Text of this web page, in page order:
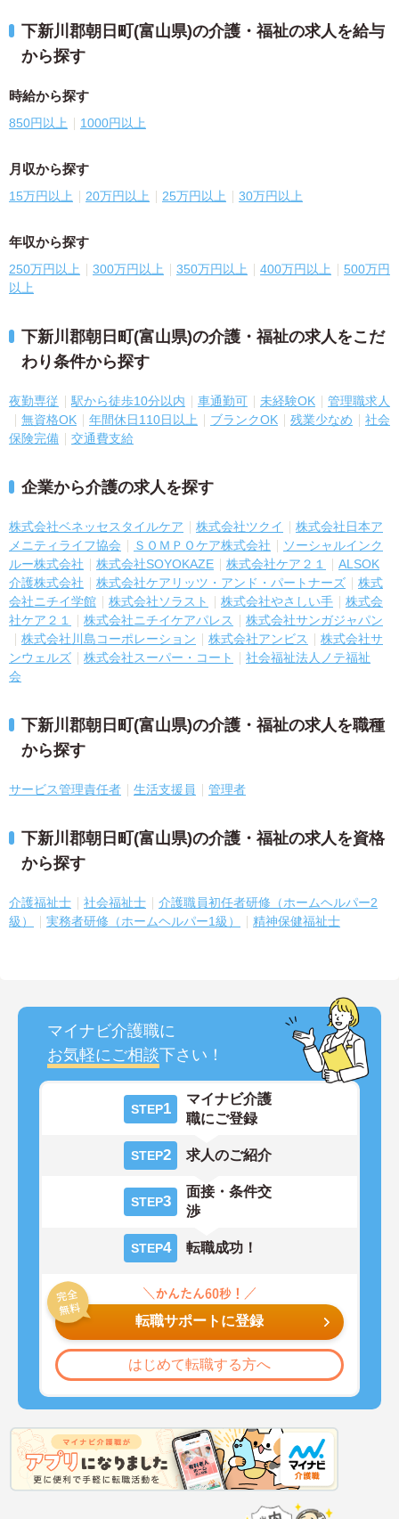
下新川郡朝日町(富山県)の介護・福祉の求人を給与
から探す
時給から探す
850円以上 1000円以上
月収から探す
15万円以上 20万円以上 25万円以上 30万円以上
年収から探す
250万円以上 300万円以上 350万円以上 400万円以上
500万円
以上
下新川郡朝日町(富山県)の介護・福祉の求人をこだ
わり条件から探す
夜勤専従 駅から徒歩10分以内 車通勤可 未経験OK
管理職求人
無資格OK
年間休日110日以上 ブランクOK 残業少なめ
社会
保険完備
交通費支給
企業から介護の求人を探す
株式会社ベネッセスタイルケア 株式会社ツクイ
株式会社日本ア
メニティライフ協会
ＳＯＭＰＯケア株式会社
ソーシャルインク
ルー株式会社
株式会社SOYOKAZE 株式会社ケア２１
ALSOK
介護株式会社
株式会社ケアリッツ・アンド・パートナーズ
株式
会社ニチイ学館
株式会社ソラスト 株式会社やさしい手
株式会
社ケア２１
株式会社ニチイケアパレス
株式会社サンガジャパン
株式会社川島コーポレーション
株式会社アンビス
株式会社サ
ンウェルズ
株式会社スーパー・コート
社会福祉法人ノテ福祉
会
下新川郡朝日町(富山県)の介護・福祉の求人を職種
から探す
サービス管理責任者 生活支援員 管理者
下新川郡朝日町(富山県)の介護・福祉の求人を資格
から探す
介護福祉士 社会福祉士
介護職員初任者研修（ホームヘルパー2
級）
実務者研修（ホームヘルパー1級） 精神保健福祉士
マイナビ介護職に
お気軽にご相談下さい！
STEP1
マイナビ介護
職にご登録
STEP2 求人のご紹介
STEP3
面接・条件交
渉
STEP4 転職成功！
転職サポートに登録
はじめて転職する方へ